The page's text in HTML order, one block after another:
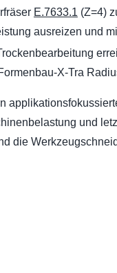
E.7633.1 (Z=4)
ausreizen und
X-Tra
und
die